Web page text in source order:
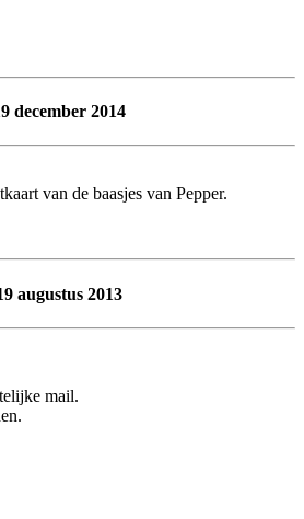
december 2014
van de baasjes van Pepper.
augustus 2013
mail.